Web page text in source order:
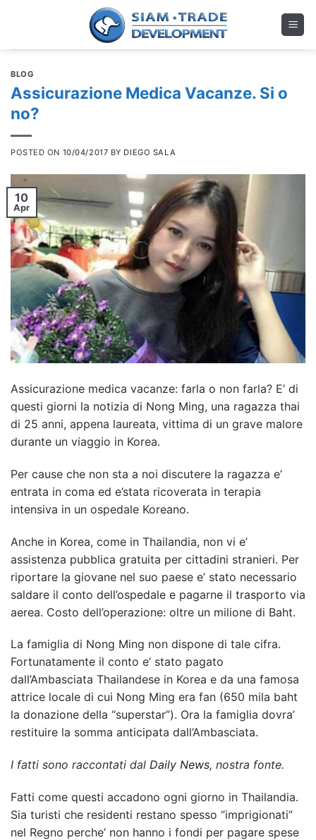
BLOG
Assicurazione Medica Vacanze. Si o
no?
POSTED ON 10/04/2017 BY DIEGO SALA
10
Apr
Assicurazione medica vacanze: farla o non farla? E’ di
questi giorni la notizia di Nong Ming, una ragazza thai
di 25 anni, appena laureata, vittima di un grave malore
durante un viaggio in Korea.
Per cause che non sta a noi discutere la ragazza e’
entrata in coma ed e’stata ricoverata in terapia
intensiva in un ospedale Koreano.
Anche in Korea, come in Thailandia, non vi e’
assistenza pubblica gratuita per cittadini stranieri. Per
riportare la giovane nel suo paese e’ stato necessario
saldare il conto dell’ospedale e pagarne il trasporto via
aerea. Costo dell’operazione: oltre un milione di Baht.
La famiglia di Nong Ming non dispone di tale cifra.
Fortunatamente il conto e’ stato pagato
dall’Ambasciata Thailandese in Korea e da una famosa
attrice locale di cui Nong Ming era fan (650 mila baht
la donazione della “superstar”). Ora la famiglia dovra’
restituire la somma anticipata dall’Ambasciata.
I fatti sono raccontati dal Daily News, nostra fonte.
Fatti come questi accadono ogni giorno in Thailandia.
Sia turisti che residenti restano spesso “imprigionati”
nel Regno perche’ non hanno i fondi per pagare spese